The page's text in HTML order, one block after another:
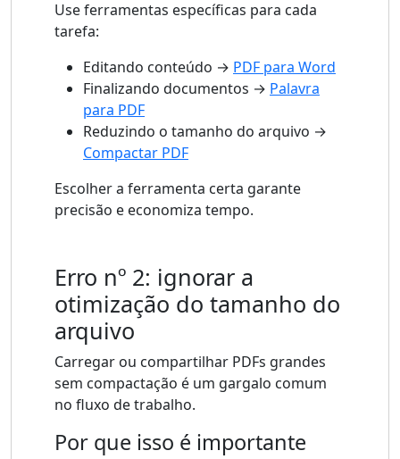
Use ferramentas específicas para cada
tarefa:
Editando conteúdo → PDF para Word
Finalizando documentos → Palavra
para PDF
Reduzindo o tamanho do arquivo →
Compactar PDF
Escolher a ferramenta certa garante
precisão e economiza tempo.
Erro nº 2: ignorar a
otimização do tamanho do
arquivo
Carregar ou compartilhar PDFs grandes
sem compactação é um gargalo comum
no fluxo de trabalho.
Por que isso é importante